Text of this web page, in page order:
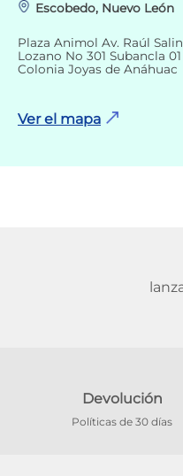
Escobedo, Nuevo León
Plaza Animol Av. Raúl
Lozano No 301 Subancla 01
Colonia Joyas de Anáhuac
Ver el mapa
Devolución
Políticas de 30 días